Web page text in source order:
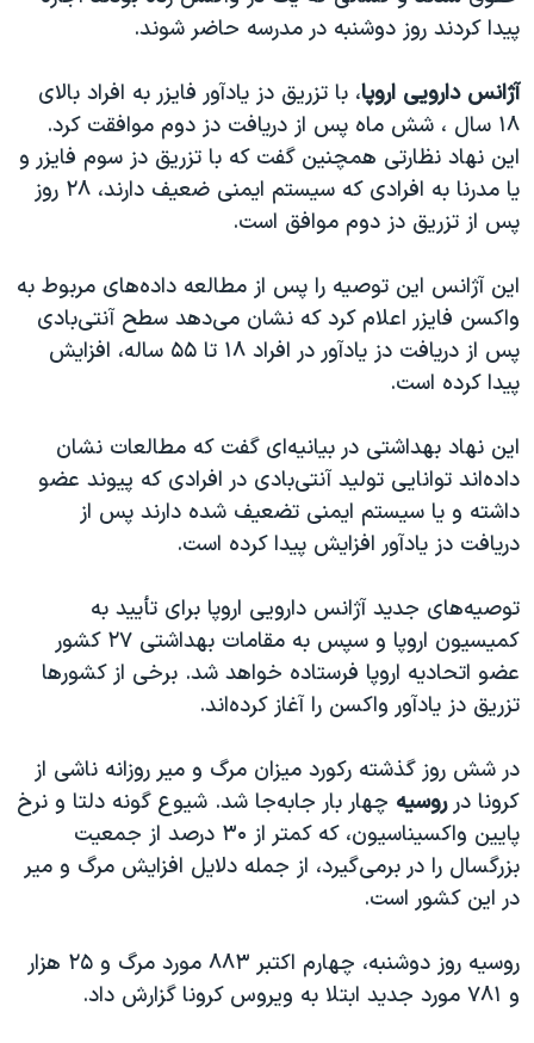
پیدا کردند روز دوشنبه در مدرسه حاضر شوند.
آژانس دارویی اروپا، با تزریق دز یادآور فایزر به افراد بالای
۱۸ سال ، شش ماه پس از دریافت دز دوم موافقت کرد.
این نهاد نظارتی همچنین گفت که با تزریق دز سوم فایزر و
یا مدرنا به افرادی که سیستم ایمنی ضعیف دارند، ۲۸ روز
پس از تزریق دز دوم موافق است.
این آژانس این توصیه را پس از مطالعه داده‌های مربوط به
واکسن فایزر اعلام کرد که نشان می‌دهد سطح آنتی‌بادی
پس از دریافت دز یادآور در افراد ۱۸ تا ۵۵ ساله، افزایش
پیدا کرده است.
این نهاد بهداشتی در بیانیه‌ای گفت که مطالعات نشان
داده‌اند توانایی تولید آنتی‌بادی در افرادی که پیوند عضو
داشته و یا سیستم ایمنی تضعیف شده دارند پس از
دریافت دز یادآور افزایش پیدا کرده است.
توصیه‌های جدید آژانس دارویی اروپا برای تأیید به
کمیسیون اروپا و سپس به مقامات بهداشتی ۲۷ کشور
عضو اتحادیه اروپا فرستاده خواهد شد. برخی از کشورها
تزریق دز یادآور واکسن را آغاز کرده‌اند.
در شش روز گذشته رکورد میزان مرگ و‌ میر روزانه ناشی از
کرونا درروسیه چهار بار جا‌به‌جا شد. شیوع گونه دلتا و نرخ
پایین واکسیناسیون، که کمتر از ۳۰ درصد از جمعیت
بزرگسال را در بر‌می‌گیرد، از جمله دلایل افزایش مرگ و میر
در این کشور است.
روسیه روز دوشنبه، چهارم اکتبر ۸۸۳ مورد مرگ و ۲۵ هزار
و ۷۸۱ مورد جدید ابتلا به ویروس کرونا گزارش داد.